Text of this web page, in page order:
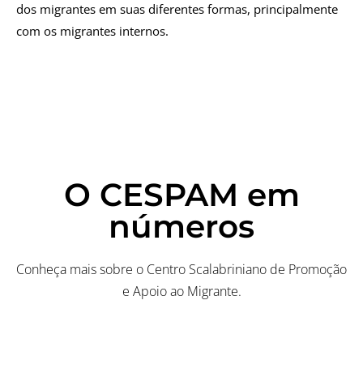
dos migrantes em suas diferentes formas, principalmente
com os migrantes internos.
O CESPAM em
números
Conheça mais sobre o Centro Scalabriniano de Promoção
e Apoio ao Migrante.